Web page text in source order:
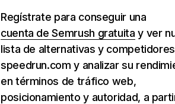
Regístrate para conseguir una
cuenta de Semrush gratuita y ver
lista de alternativas y
speedrun.com y analizar su
en términos de tráfico web,
posicionamiento y autoridad, a